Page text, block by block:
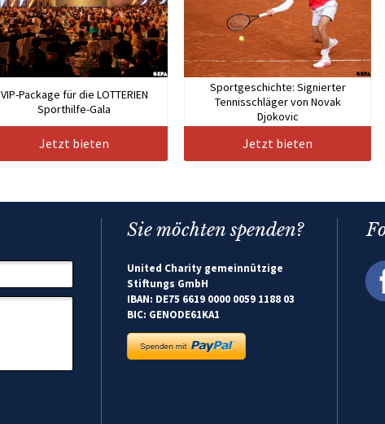
VIP-Package für die LOTTERIEN
Sporthilfe-Gala
Jetzt bieten
Sportgeschichte: Signierter
Tennisschläger von Novak
Djokovic
Jetzt bieten
Sie möchten spenden?
United Charity gemeinnützige
Stiftungs GmbH
IBAN: DE75 6619 0000 0059 1188 03
BIC: GENODE61KA1